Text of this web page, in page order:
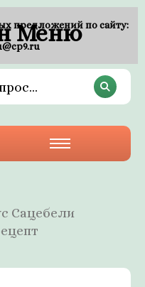
Меню
Сацебели
предложений по сайту: